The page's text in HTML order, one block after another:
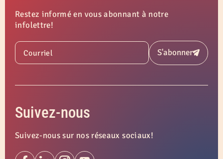
Restez informé en vous abonnant à notre
infolettre!
Courriel S'abonnerSoumettre
Suivez-nous
Suivez-nous sur nos réseaux sociaux!